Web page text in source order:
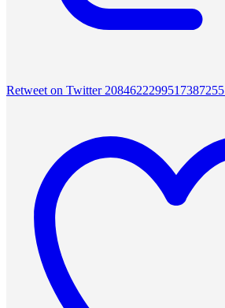
Retweet on Twitter 2084622299517387255